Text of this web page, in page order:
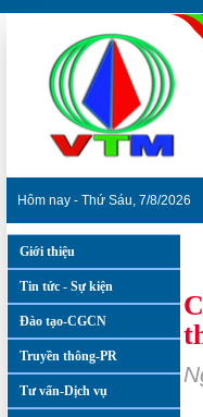
Hôm nay - Thứ Sáu, 7/8/2026
Giới thiệu
Tin tức - Sự kiện
Đào tạo-CGCN
Truyền thông-PR
Tư vấn-Dịch vụ